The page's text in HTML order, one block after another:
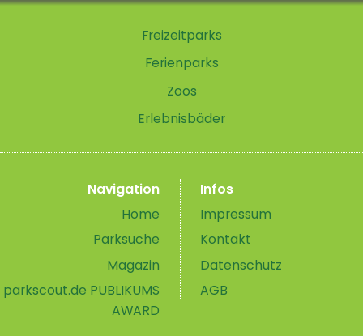
Freizeitparks
Ferienparks
Zoos
Erlebnisbäder
Navigation
Home
Parksuche
Magazin
parkscout.de PUBLIKUMS
AWARD
Infos
Impressum
Kontakt
Datenschutz
AGB